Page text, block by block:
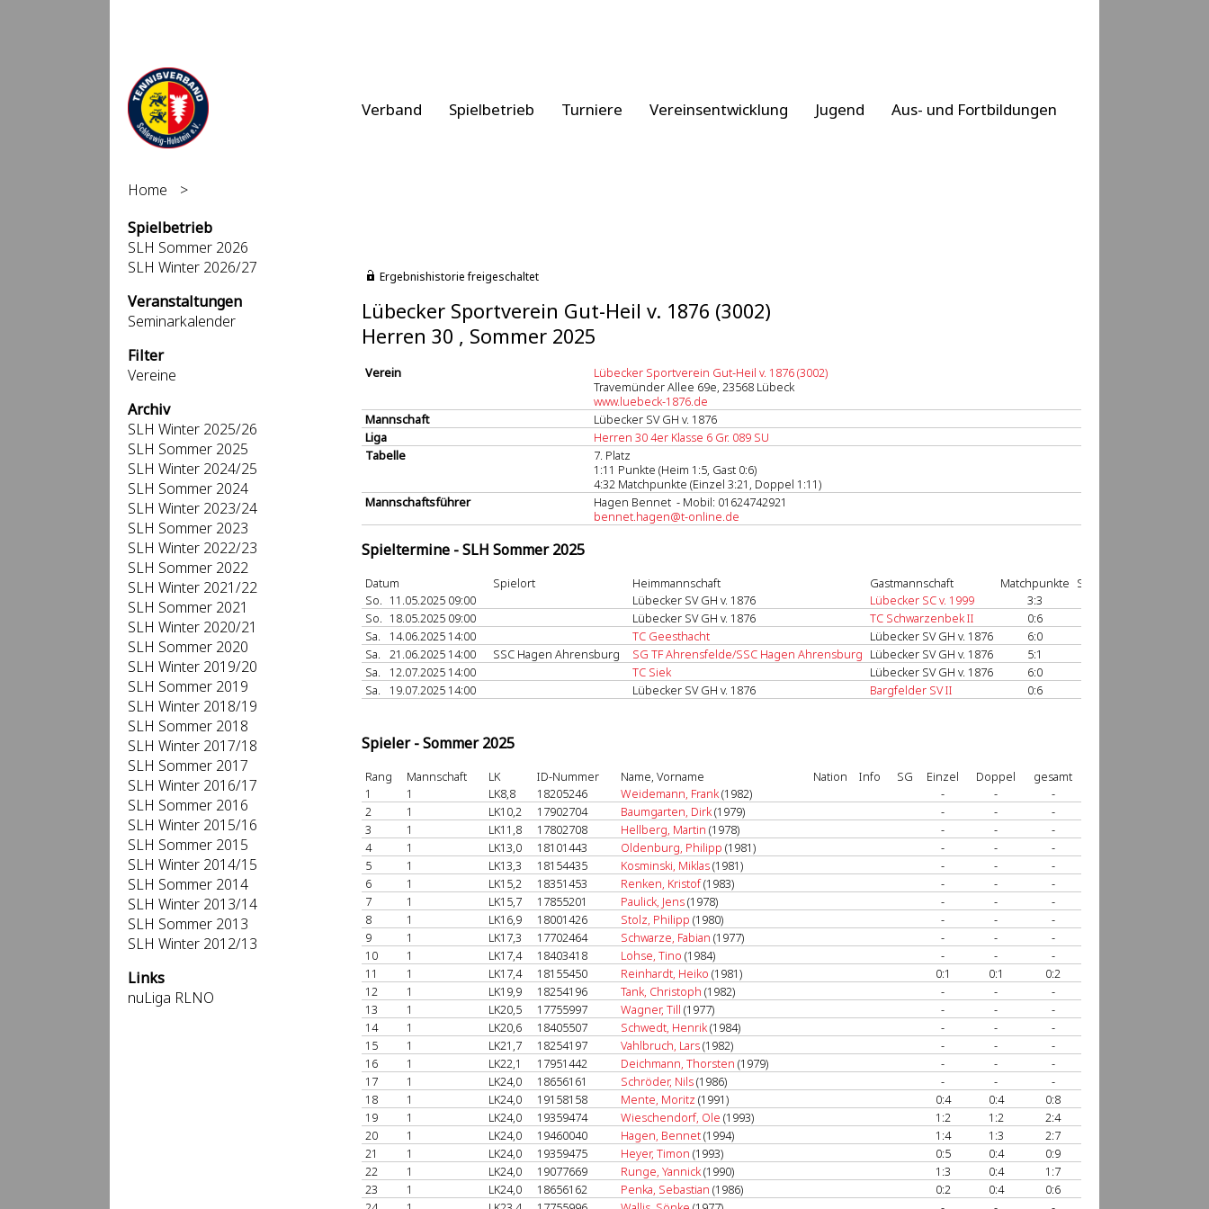
Verband Spielbetrieb Turniere Vereinsentwicklung Jugend Aus- und Fortbildungen
Home
>
Spielbetrieb
SLH Sommer 2026
SLH Winter 2026/27
Veranstaltungen
Seminarkalender
Filter
Vereine
Archiv
SLH Winter 2025/26
SLH Sommer 2025
SLH Winter 2024/25
SLH Sommer 2024
SLH Winter 2023/24
SLH Sommer 2023
SLH Winter 2022/23
SLH Sommer 2022
SLH Winter 2021/22
SLH Sommer 2021
SLH Winter 2020/21
SLH Sommer 2020
SLH Winter 2019/20
SLH Sommer 2019
SLH Winter 2018/19
SLH Sommer 2018
SLH Winter 2017/18
SLH Sommer 2017
SLH Winter 2016/17
SLH Sommer 2016
SLH Winter 2015/16
SLH Sommer 2015
SLH Winter 2014/15
SLH Sommer 2014
SLH Winter 2013/14
SLH Sommer 2013
SLH Winter 2012/13
Links
nuLiga RLNO
Ergebnishistorie freigeschaltet
Lübecker Sportverein Gut-Heil v. 1876 (3002)
Herren 30 , Sommer 2025
Verein
Lübecker Sportverein Gut-Heil v. 1876 (3002)
Travemünder Allee 69e, 23568 Lübeck
www.luebeck-1876.de
Mannschaft
Lübecker SV GH v. 1876
Liga
Herren 30 4er Klasse 6 Gr. 089 SU
Tabelle
7. Platz
1:11 Punkte (Heim 1:5, Gast 0:6)
4:32 Matchpunkte (Einzel 3:21, Doppel 1:11)
Mannschaftsführer
Hagen Bennet - Mobil: 01624742921
bennet.hagen@t-online.de
Spieltermine - SLH Sommer 2025
Datum Spielort Heimmannschaft Gastmannschaft Matchpunkte Sätze
So. 11.05.2025 09:00 Lübecker SV GH v. 1876 Lübecker SC v. 1999 3:3
So. 18.05.2025 09:00 Lübecker SV GH v. 1876 TC Schwarzenbek II 0:6
Sa.
14.06.2025 14:00 TC Geesthacht Lübecker SV GH v. 1876 6:0
Sa.
21.06.2025 14:00 SSC Hagen Ahrensburg SG TF Ahrensfelde/SSC Hagen Ahrensburg Lübecker SV GH v. 1876 5:1
Sa.
12.07.2025 14:00 TC Siek Lübecker SV GH v. 1876 6:0
Sa.
19.07.2025 14:00 Lübecker SV GH v. 1876 Bargfelder SV II 0:6
Spieler - Sommer 2025
Rang Mannschaft LK ID-Nummer Name, Vorname Nation Info SG Einzel Doppel
gesamt
1
1 LK8,8 18205246 Weidemann, Frank(1982) - -
-
2
1 LK10,2 17902704 Baumgarten, Dirk(1979) - -
-
3
1 LK11,8 17802708 Hellberg, Martin (1978) - -
-
4
1 LK13,0 18101443 Oldenburg, Philipp (1981) - -
-
5
1 LK13,3 18154435 Kosminski, Miklas(1981) - -
-
6
1 LK15,2 18351453 Renken, Kristof(1983) - -
-
7
1 LK15,7 17855201 Paulick, Jens(1978) - -
-
8
1 LK16,9 18001426 Stolz, Philipp (1980) - -
-
9
1 LK17,3 17702464 Schwarze, Fabian (1977) - -
-
10
1 LK17,4 18403418 Lohse, Tino (1984) - -
-
11
1 LK17,4 18155450 Reinhardt, Heiko (1981) 0:1 0:1
0:2
12
1 LK19,9 18254196 Tank, Christoph (1982) - -
-
13
1 LK20,5 17755997 Wagner, Till (1977) - -
-
14
1 LK20,6 18405507 Schwedt, Henrik(1984) - -
-
15
1 LK21,7 18254197 Vahlbruch, Lars(1982) - -
-
16
1 LK22,1 17951442 Deichmann, Thorsten (1979) - -
-
17
1 LK24,0 18656161 Schröder, Nils(1986) - -
-
18
1 LK24,0 19158158 Mente, Moritz (1991) 0:4 0:4
0:8
19
1 LK24,0 19359474 Wieschendorf, Ole (1993) 1:2 1:2
2:4
20
1 LK24,0 19460040 Hagen, Bennet(1994) 1:4 1:3
2:7
21
1 LK24,0 19359475 Heyer, Timon (1993) 0:5 0:4
0:9
22
1 LK24,0 19077669 Runge, Yannick(1990) 1:3 0:4
1:7
23
1 LK24,0 18656162 Penka, Sebastian (1986) 0:2 0:4
0:6